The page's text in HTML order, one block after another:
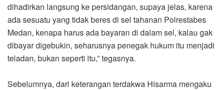
dihadirkan langsung ke persidangan, supaya jelas, karena
ada sesuatu yang tidak beres di sel tahanan Polrestabes
Medan, kenapa harus ada bayaran di dalam sel, kalau gak
dibayar digebukin, seharusnya penegak hukum itu menjadi
teladan, bukan seperti itu,” tegasnya.
Sebelumnya, dari keterangan terdakwa Hisarma mengaku